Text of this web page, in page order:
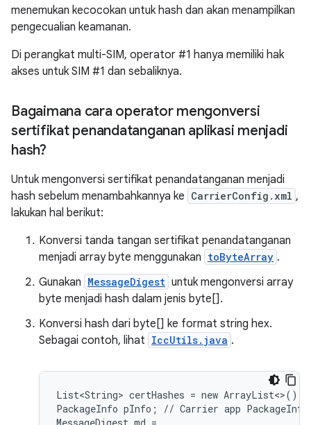
menemukan kecocokan untuk hash dan akan menampilkan
pengecualian keamanan.
Di perangkat multi-SIM, operator #1 hanya memiliki hak
akses untuk SIM #1 dan sebaliknya.
Bagaimana cara operator mengonversi
sertifikat penandatanganan aplikasi menjadi
hash?
Untuk mengonversi sertifikat penandatanganan menjadi
hash sebelum menambahkannya ke CarrierConfig.xml ,
lakukan hal berikut:
Konversi tanda tangan sertifikat penandatanganan
menjadi array byte menggunakan toByteArray .
Gunakan MessageDigest untuk mengonversi array
byte menjadi hash dalam jenis byte[].
Konversi hash dari byte[] ke format string hex.
Sebagai contoh, lihat IccUtils.java .
List<String> certHashes = new ArrayList<>();
PackageInfo pInfo; // Carrier app PackageInfo